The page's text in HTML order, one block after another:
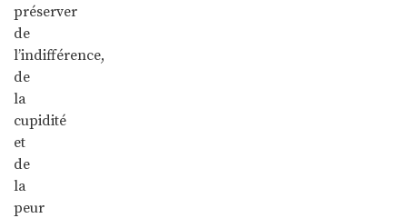
préserver
de
l’indifférence,
de
la
cupidité
et
de
la
peur